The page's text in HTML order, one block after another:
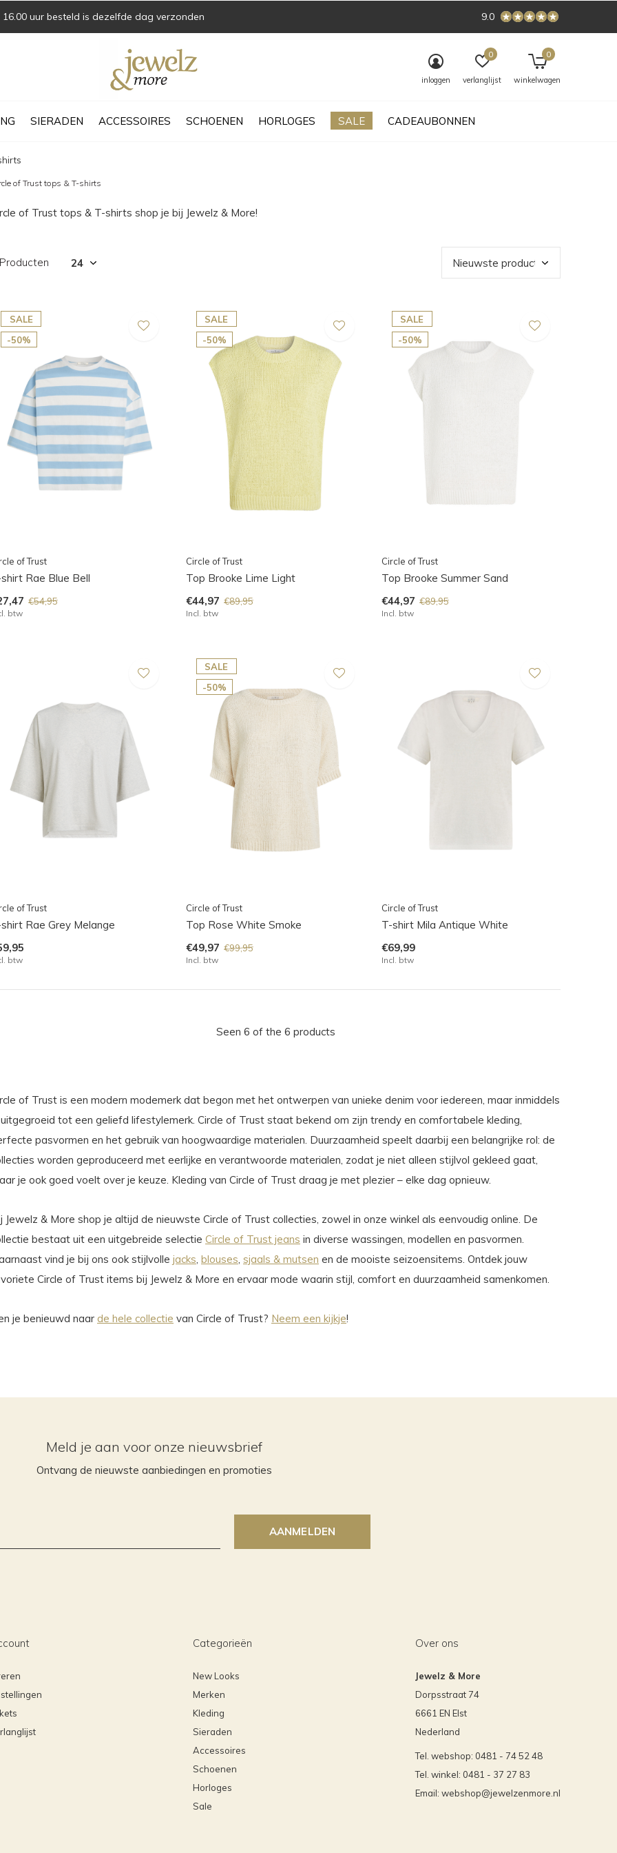
SIERADEN ACCESSOIRES SCHOENEN HORLOGES SALE CADEAUBONNEN
inloggen verlanglijst
0
winkelwagen
0
uur besteld is dezelfde dag verzonden 9.0
of Trust tops & T-shirts
of Trust tops & T-shirts shop je bij Jewelz & More!
SALE
-50%
of Trust
Rae Blue Bell
€54,95
btw
SALE
-50%
Circle of Trust
Top Brooke Lime Light
€44,97 €89,95
Incl. btw
SALE
-50%
Circle of Trust
Top Brooke Summer Sand
€44,97 €89,95
Incl. btw
of Trust
Rae Grey Melange
btw
SALE
-50%
Circle of Trust
Top Rose White Smoke
€49,97 €99,95
Incl. btw
Circle of Trust
T-shirt Mila Antique White
€69,99
Incl. btw
Seen 6 of the 6 products
of Trust is een modern modemerk dat begon met het ontwerpen van unieke denim voor iedereen, maar inmiddels
tot een geliefd lifestylemerk. Circle of Trust staat bekend om zijn trendy en comfortabele kleding,
pasvormen en het gebruik van hoogwaardige materialen. Duurzaamheid speelt daarbij een belangrijke rol: de
worden geproduceerd met eerlijke en verantwoorde materialen, zodat je niet alleen stijlvol gekleed gaat,
je ook goed voelt over je keuze. Kleding van Circle of Trust draag je met plezier – elke dag opnieuw.
Jewelz & More shop je altijd de nieuwste Circle of Trust collecties, zowel in onze winkel als eenvoudig online. De
bestaat uit een uitgebreide selectie Circle of Trust jeans in diverse wassingen, modellen en pasvormen.
vind je bij ons ook stijlvolle jacks, blouses, sjaals & mutsen en de mooiste seizoensitems. Ontdek jouw
Circle of Trust items bij Jewelz & More en ervaar mode waarin stijl, comfort en duurzaamheid samenkomen.
je benieuwd naar de hele collectie van Circle of Trust? Neem een kijkje!
Meld je aan voor onze nieuwsbrief
Ontvang de nieuwste aanbiedingen en promoties
AANMELDEN
Categorieën
New Looks
Merken
Kleding
Sieraden
Accessoires
Schoenen
Horloges
Sale
Over ons
Jewelz & More
Dorpsstraat 74
6661 EN Elst
Nederland
Tel. webshop: 0481 - 74 52 48
Tel. winkel: 0481 - 37 27 83
Email: webshop@jewelzenmore.nl